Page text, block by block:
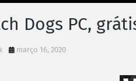
Dogs PC,
março 16, 2020